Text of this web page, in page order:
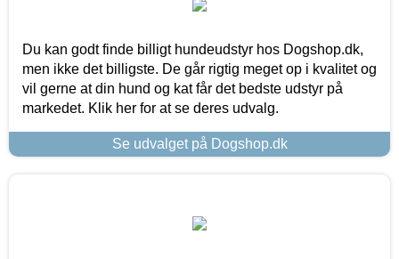
Du kan godt finde billigt hundeudstyr hos Dogshop.dk,
men ikke det billigste. De går rigtig meget op i kvalitet og
vil gerne at din hund og kat får det bedste udstyr på
markedet. Klik her for at se deres udvalg.
Se udvalget på Dogshop.dk